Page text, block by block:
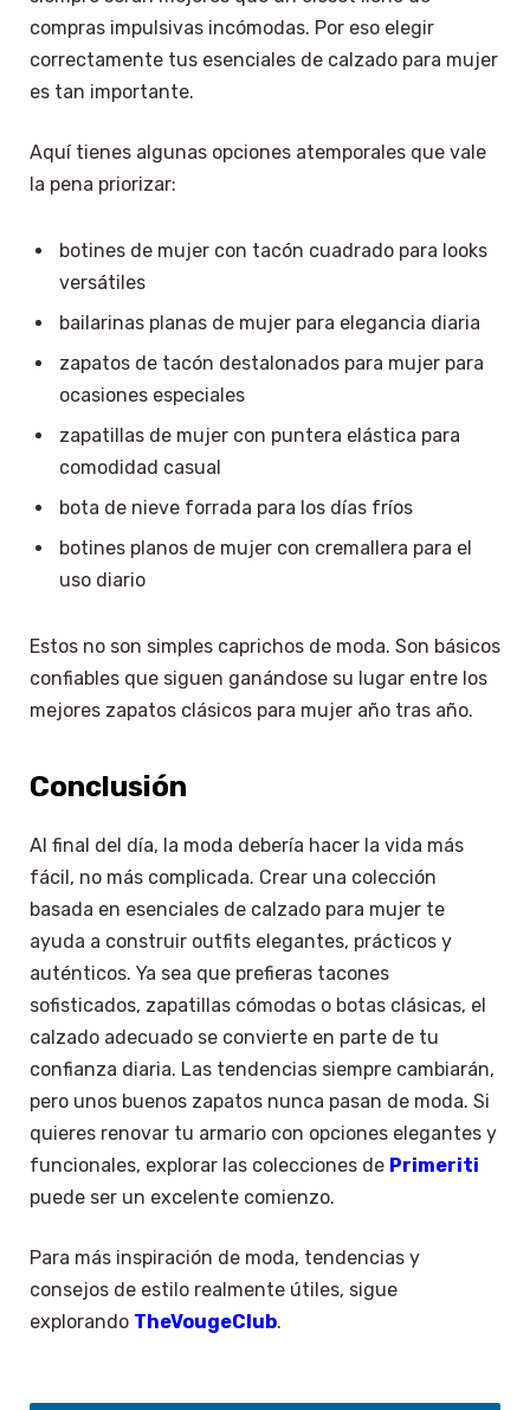
compras impulsivas incómodas. Por eso elegir
correctamente tus esenciales de calzado para mujer
es tan importante.
Aquí tienes algunas opciones atemporales que vale
la pena priorizar:
botines de mujer con tacón cuadrado para looks
versátiles
bailarinas planas de mujer para elegancia diaria
zapatos de tacón destalonados para mujer para
ocasiones especiales
zapatillas de mujer con puntera elástica para
comodidad casual
bota de nieve forrada para los días fríos
botines planos de mujer con cremallera para el
uso diario
Estos no son simples caprichos de moda. Son básicos
confiables que siguen ganándose su lugar entre los
mejores zapatos clásicos para mujer año tras año.
Conclusión
Al final del día, la moda debería hacer la vida más
fácil, no más complicada. Crear una colección
basada en esenciales de calzado para mujer te
ayuda a construir outfits elegantes, prácticos y
auténticos. Ya sea que prefieras tacones
sofisticados, zapatillas cómodas o botas clásicas, el
calzado adecuado se convierte en parte de tu
confianza diaria. Las tendencias siempre cambiarán,
pero unos buenos zapatos nunca pasan de moda. Si
quieres renovar tu armario con opciones elegantes y
funcionales, explorar las colecciones de Primeriti
puede ser un excelente comienzo.
Para más inspiración de moda, tendencias y
consejos de estilo realmente útiles, sigue
explorando TheVougeClub.